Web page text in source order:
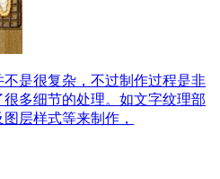
是很复杂，不过制作过程是非
多细节的处理。如文字纹理部
层样式等来制作，